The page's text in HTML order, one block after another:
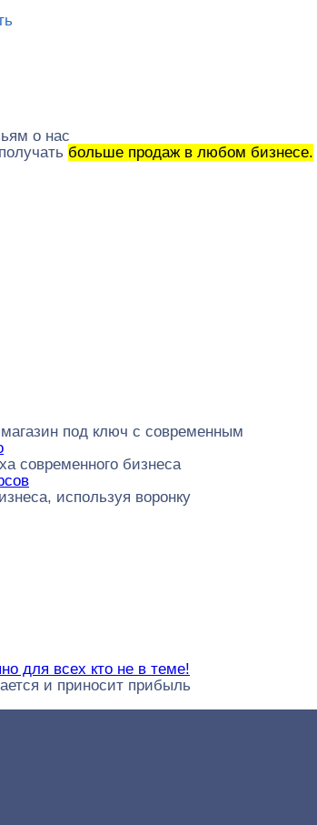
о нас
больше продаж в любом бизнесе.
под ключ с современным
современного бизнеса
используя воронку
для всех кто не в теме!
и приносит прибыль